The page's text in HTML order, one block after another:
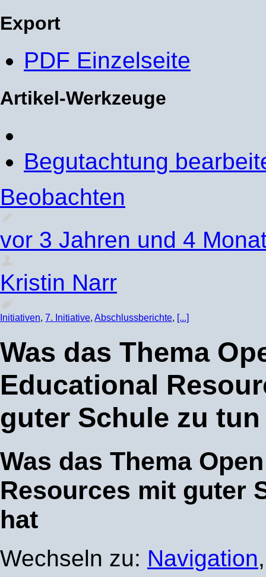
Export
PDF Einzelseite
Artikel-Werkzeuge
Begutachtung
Beobachten
vor 3 Jahren und 4
Kristin Narr
Initiativen, 7. Initiative, Abschlussberichte, [...]
Was das Thema
Educational
guter Schule zu
Was das Thema
Resources mit guter
hat
Wechseln zu: Navigation